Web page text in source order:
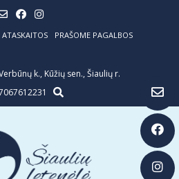
ATASKAITOS
PRAŠOME PAGALBOS
k., Kūžių sen., Šiaulių r.